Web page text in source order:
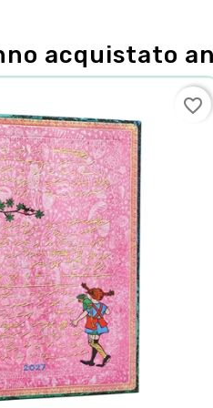
acquistato
favorite_border